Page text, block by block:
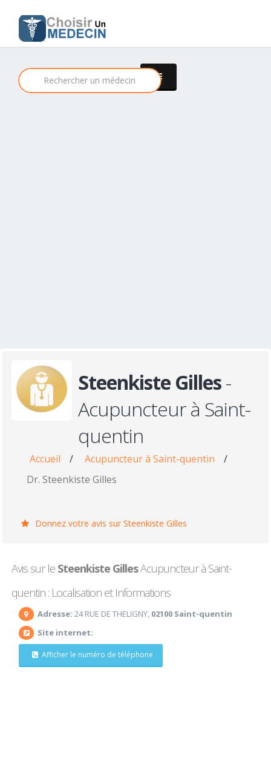
Steenkiste Gilles-
Acupuncteur à Saint-
quentin
Accueil / Acupuncteur à Saint-quentin
/
Dr. Steenkiste Gilles
Donnez votre avis sur Steenkiste Gilles
Avis sur le Steenkiste GillesAcupuncteur à Saint-
quentin : Localisation et Informations
Adresse: 24 RUE DE THELIGNY, 02100 Saint-quentin
Site internet:
Afficher le numéro de téléphone